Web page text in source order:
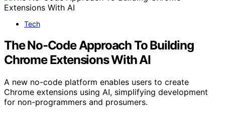
Tech
The No-Code Approach To Building
Chrome Extensions With AI
A new no-code platform enables users to create
Chrome extensions using AI, simplifying development
for non-programmers and prosumers.